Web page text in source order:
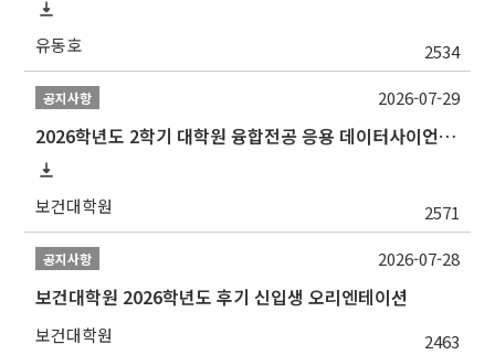
유동호 2534
공지사항
2026학년도 2학기 대학원 융합전공 응용 데이터사이언스 선발 계획 알림
보건대학원 2571
2026-07-29
공지사항
보건대학원 2026학년도 후기 신입생 오리엔테이션
보건대학원 2463
2026-07-28